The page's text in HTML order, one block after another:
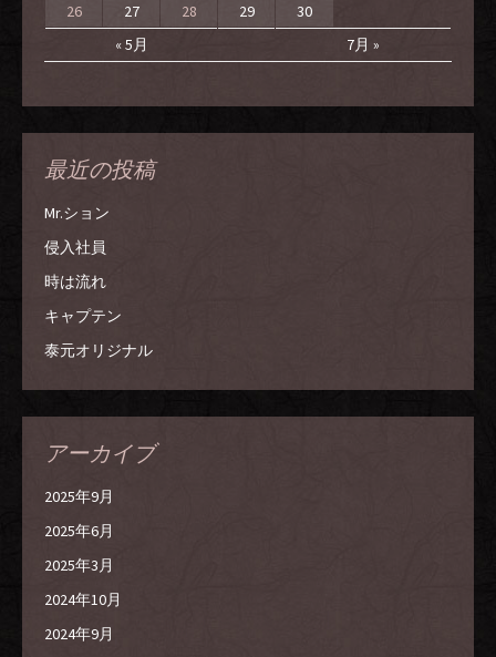
« 5月 7月 »
26
27 28 29 30
最近の投稿
Mr.ション
侵入社員
時は流れ
キャプテン
泰元オリジナル
アーカイブ
2025年9月
2025年6月
2025年3月
2024年10月
2024年9月